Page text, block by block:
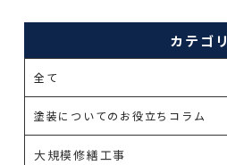
カテゴリ
全て
塗装についてのお役立ちコラム
大規模修繕工事